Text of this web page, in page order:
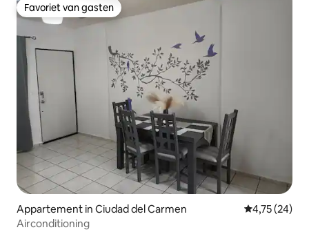
Favoriet van gasten
Favoriet van gasten
Appartement in Ciudad del Carmen Gemiddelde
4,75 (24)
Airconditioning